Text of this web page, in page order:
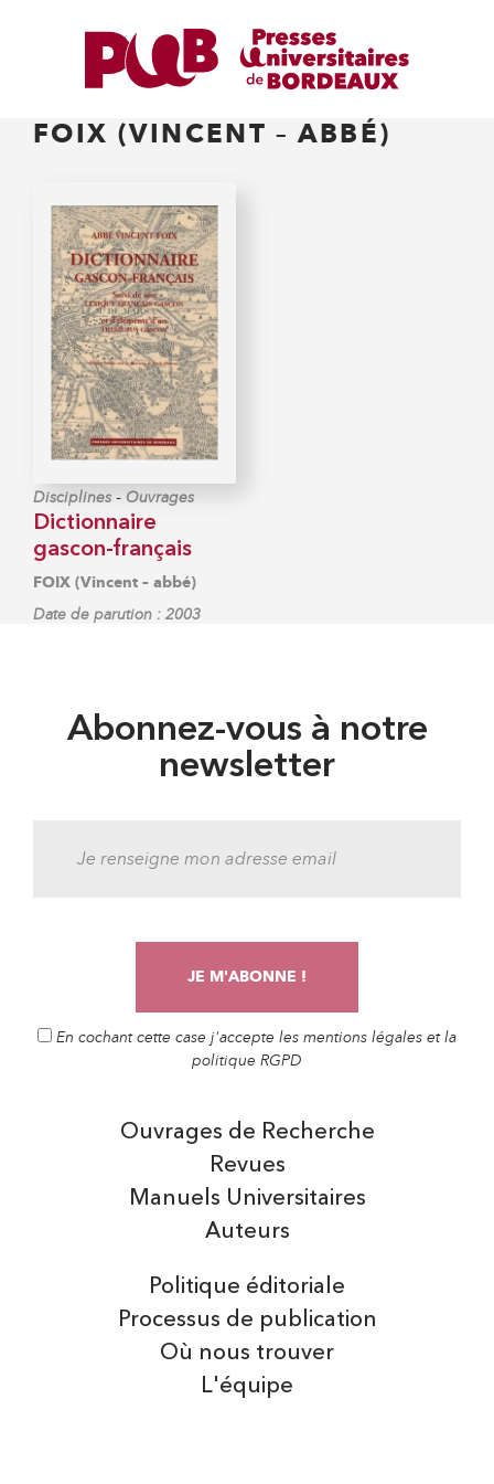
FOIX (VINCENT – ABBÉ)
Disciplines - Ouvrages
Dictionnaire
gascon-français
FOIX (Vincent – abbé)
Date de parution : 2003
Abonnez-vous à notre
newsletter
En cochant cette case j'accepte les mentions légales et la
politique RGPD
Auteurs
Manuels Universitaires
Ouvrages de Recherche
Revues
Politique éditoriale
Processus de publication
Où nous trouver
L'équipe